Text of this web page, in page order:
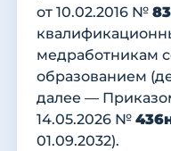
от 10.02.2016 №
медработникам
образованием
далее —
14.05.2026 №
01.09.2032).